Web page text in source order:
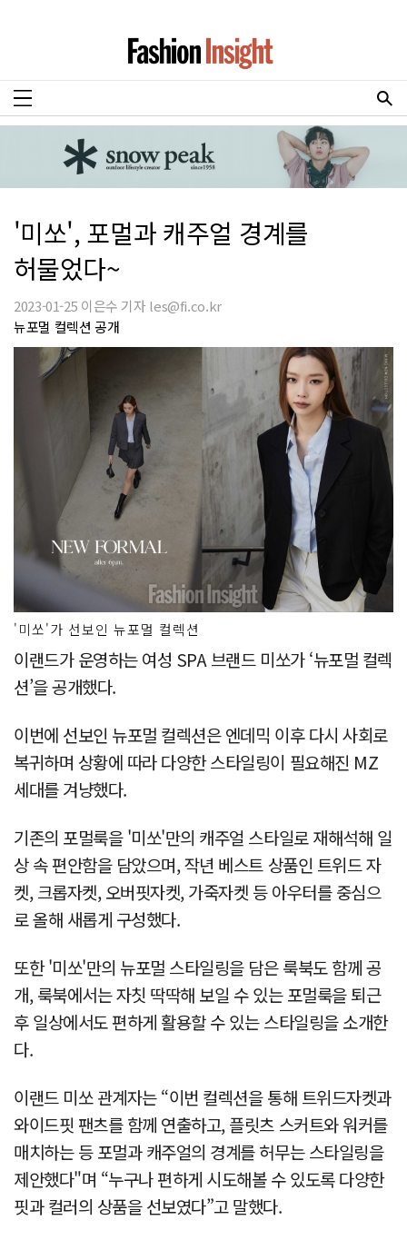
'미쏘', 포멀과 캐주얼 경계를
허물었다~
2023-01-25 이은수 기자 les@fi.co.kr
뉴포멀 컬렉션 공개
'미쏘'가 선보인 뉴포멀 컬렉션
이랜드가 운영하는 여성 SPA 브랜드 미쏘가 ‘뉴포멀 컬렉
션’을 공개했다.
이번에 선보인 뉴포멀 컬렉션은 엔데믹 이후 다시 사회로
복귀하며 상황에 따라 다양한 스타일링이 필요해진 MZ
세대를 겨냥했다.
기존의 포멀룩을 '미쏘'만의 캐주얼 스타일로 재해석해 일
상 속 편안함을 담았으며, 작년 베스트 상품인 트위드 자
켓, 크롭자켓, 오버핏자켓, 가죽자켓 등 아우터를 중심으
로 올해 새롭게 구성했다.
또한 '미쏘'만의 뉴포멀 스타일링을 담은 룩북도 함께 공
개, 룩북에서는 자칫 딱딱해 보일 수 있는 포멀룩을 퇴근
후 일상에서도 편하게 활용할 수 있는 스타일링을 소개한
다.
이랜드 미쏘 관계자는 “이번 컬렉션을 통해 트위드자켓과
와이드핏 팬츠를 함께 연출하고, 플릿츠 스커트와 워커를
매치하는 등 포멀과 캐주얼의 경계를 허무는 스타일링을
제안했다"며 “누구나 편하게 시도해볼 수 있도록 다양한
핏과 컬러의 상품을 선보였다”고 말했다.